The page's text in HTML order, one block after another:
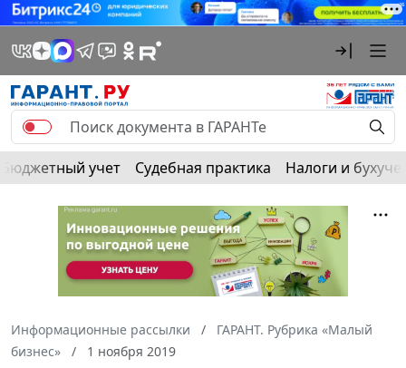
Бюджетный учет Судебная практика Налоги и
Информационные рассылки
ГАРАНТ. Рубрика «Малый
бизнес»
1 ноября 2019